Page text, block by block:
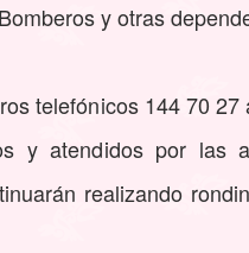
y otras
telefónicos 144 70
y atendidos por las
realizando